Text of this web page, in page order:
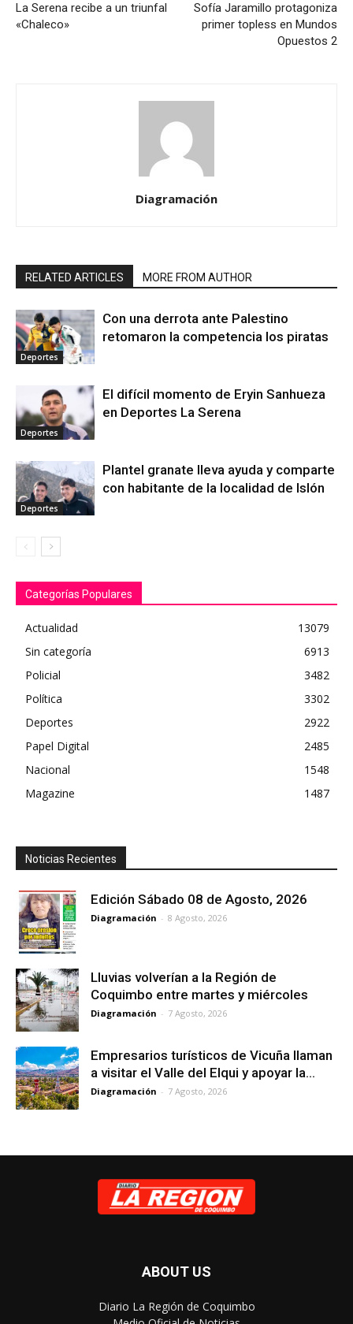
La Serena recibe a un triunfal
«Chaleco»
Sofía Jaramillo protagoniza
primer topless en Mundos
Opuestos 2
Diagramación
RELATED ARTICLES MORE FROM AUTHOR
Deportes
Con una derrota ante Palestino
retomaron la competencia los piratas
Deportes
El difícil momento de Eryin Sanhueza
en Deportes La Serena
Deportes
Plantel granate lleva ayuda y comparte
con habitante de la localidad de Islón
Categorías Populares
Actualidad
13079
Sin categoría
6913
Policial
3482
Política
3302
Deportes
2922
Papel Digital
2485
Nacional
1548
Magazine
1487
Noticias Recientes
Edición Sábado 08 de Agosto, 2026
Diagramación - 8 Agosto, 2026
Lluvias volverían a la Región de
Coquimbo entre martes y miércoles
Diagramación - 7 Agosto, 2026
Empresarios turísticos de Vicuña llaman
a visitar el Valle del Elqui y apoyar la...
Diagramación - 7 Agosto, 2026
ABOUT US
Diario La Región de Coquimbo